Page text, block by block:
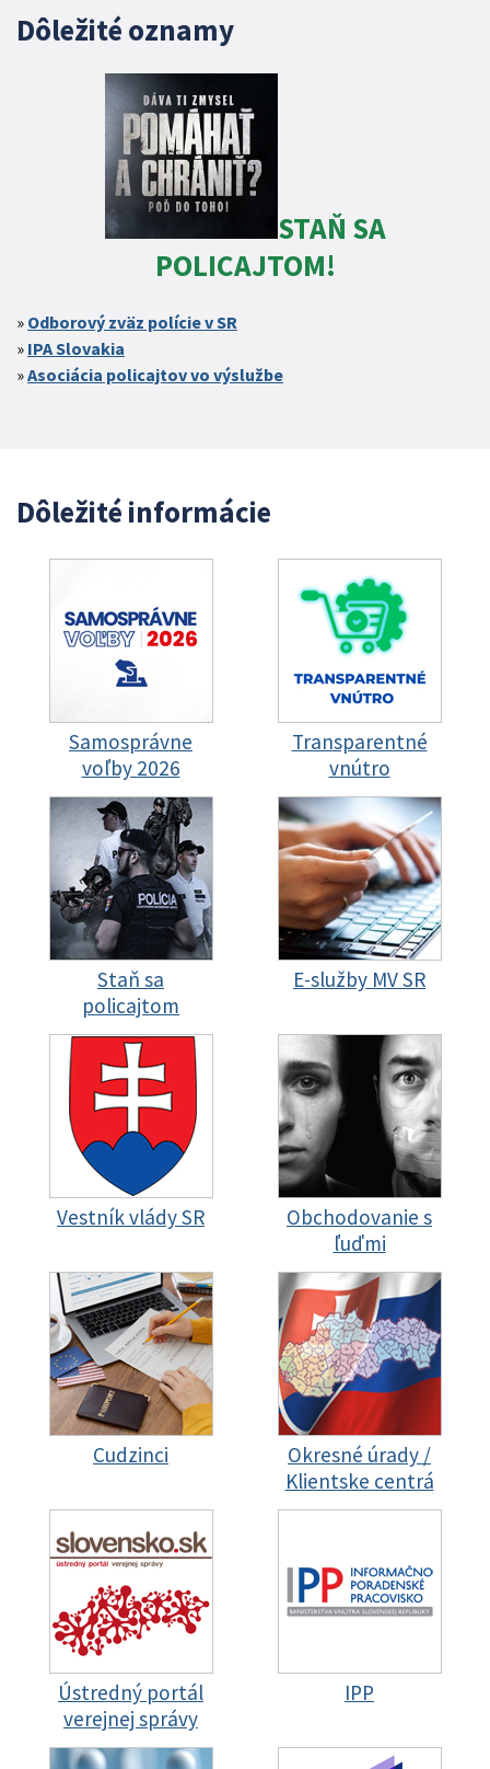
Dôležité oznamy
STAŇ SA
POLICAJTOM!
Odborový zväz polície v SR
IPA Slovakia
Asociácia policajtov vo výslužbe
Dôležité informácie
Samosprávne
voľby 2026
Transparentné
vnútro
Staň sa
policajtom
E-služby MV SR
Vestník vlády SR
Obchodovanie s
ľuďmi
Cudzinci
Okresné úrady /
Klientske centrá
Ústredný portál
verejnej správy
IPP